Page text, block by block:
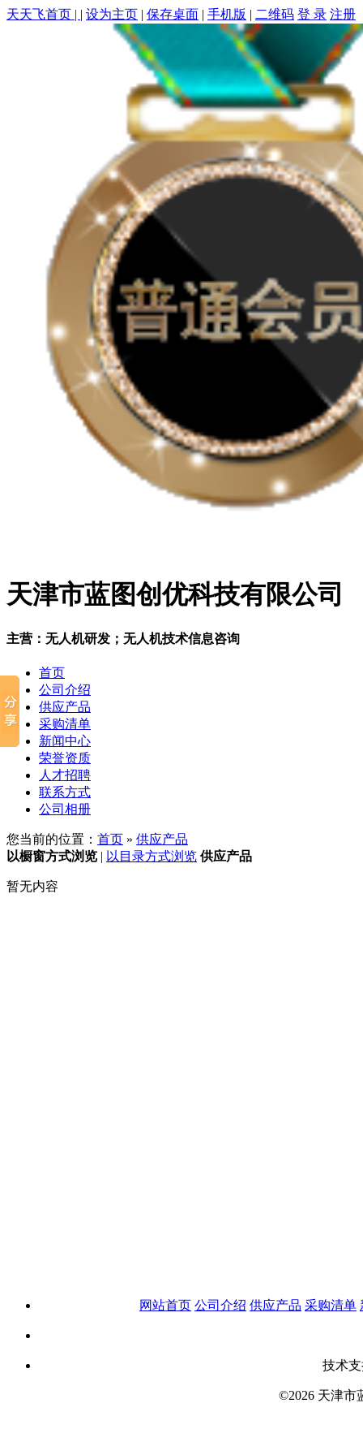
天天飞首页 | | 设为主页 | 保存桌面 | 手机版 | 二维码 登 录 注册
天津市蓝图创优科技有限公司
主营：无人机研发；无人机技术信息咨询
首页
公司介绍
供应产品
采购清单
新闻中心
荣誉资质
人才招聘
联系方式
公司相册
您当前的位置： 首页 » 供应产品
以橱窗方式浏览 | 以目录方式浏览 供应产品
暂无内容
网站首页 公司介绍 供应产品 采购清单
技术
©2026 天津市